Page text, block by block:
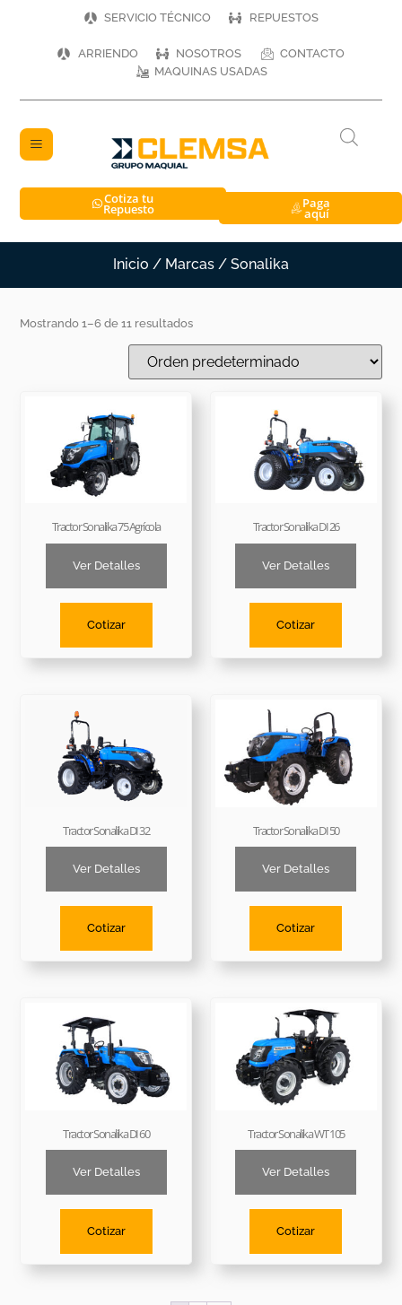
SERVICIO TÉCNICO REPUESTOS
ARRIENDO NOSOTROS
CONTACTO
MAQUINAS USADAS
Cotiza tu
Repuesto Paga
aquí
Inicio / Marcas / Sonalika
Mostrando 1–6 de 11 resultados
Tractor Sonalika 75 Agrícola
Ver Detalles
Cotizar
Tractor Sonalika DI 26
Ver Detalles
Cotizar
Tractor Sonalika DI 32
Ver Detalles
Cotizar
Tractor Sonalika DI 50
Ver Detalles
Cotizar
Tractor Sonalika DI 60
Ver Detalles
Cotizar
Tractor Sonalika WT 105
Ver Detalles
Cotizar